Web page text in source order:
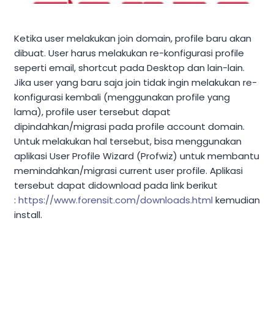
Ketika user melakukan join domain, profile baru akan
dibuat. User harus melakukan re-konfigurasi profile
seperti email, shortcut pada Desktop dan lain-lain.
Jika user yang baru saja join tidak ingin melakukan re-
konfigurasi kembali (menggunakan profile yang
lama), profile user tersebut dapat
dipindahkan/migrasi pada profile account domain.
Untuk melakukan hal tersebut, bisa menggunakan
aplikasi User Profile Wizard (Profwiz) untuk membantu
memindahkan/migrasi current user profile. Aplikasi
tersebut dapat didownload pada link berikut
: https://www.forensit.com/downloads.html kemudian
install.